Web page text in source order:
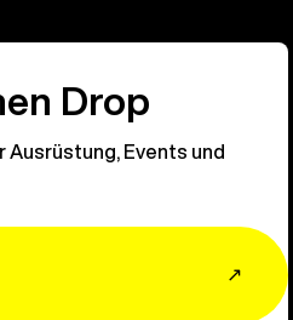
Drop
Ausrüstung, Events und
↗